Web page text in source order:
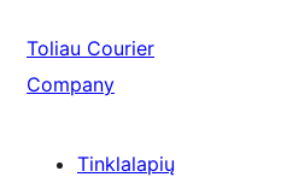
Toliau Courier
Company
Tinklalapių